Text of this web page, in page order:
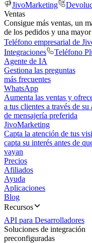
JivoMarketing
Ventas
Consigue más ventas, un
de los pedidos y una
Teléfono empresarial de
Integraciones
Teléfono
Agente de IA
Gestiona las preguntas
más frecuentes
WhatsApp
Aumenta las ventas y
a tus clientes a través de su
de mensajería preferida
JivoMarketing
Capta la atención de tus
capta su interés antes de
vayan
Precios
Afiliados
Ayuda
Aplicaciones
Blog
Recursos
API para Desarrolladores
Soluciones de integración
preconfiguradas